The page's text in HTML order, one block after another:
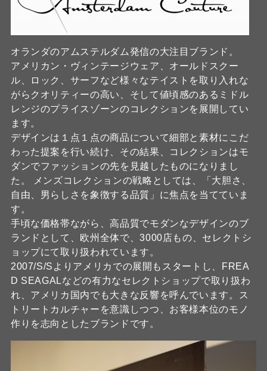
オランダのアムステルダム発信の大注目ブランド。
アメリカン・ヴィンテージウェア、オールドスクー
ル、ロック、サーフなど様々なテイストを取り入れな
がらクオリティーの高い、そして値頃感のあるミドル
レンジのプライスゾーンのコレクションを展開してい
ます。
デザインは１点１点の商品について細部と素材にこだ
わった提案を行い続け、その結果、コレクションはモ
ダンでファッションの先を見越したものになりまし
た。 メンズコレクションの戦略としては、「大胆さ、
自由、男らしさを象徴する品質」に焦点を当てていま
す。
手頃な価格帯ながら、高品質でモダンなデザインのブ
ランドとして、欧州全体で、3000店もの、セレクトシ
ョップにて取り扱われています。
2007/S/Sよりアメリカでの展開もスタートし、FREA
D SEAGALなどの有力なセレクトショップで取り扱わ
れ、アメリカ国内でも大きな反響を呼んでいます。ス
トリートカルチャーを意識しつつ、お客様本位のモノ
作りを志向としたブランドです。